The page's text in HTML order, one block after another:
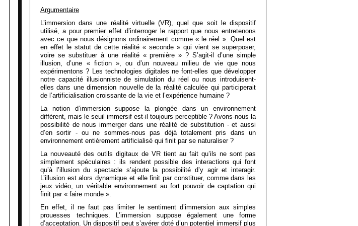
Argumentaire
L’immersion dans une réalité virtuelle (VR), quel que soit le dispositif
utilisé, a pour premier effet d’interroger le rapport que nous entretenons
avec ce que nous désignons ordinairement comme « le réel ». Quel est
en effet le statut de cette réalité « seconde » qui vient se superposer,
voire se substituer à une réalité « première » ? S’agit-il d’une simple
illusion, d’une « fiction », ou d’un nouveau milieu de vie que nous
expérimentons ? Les technologies digitales ne font-elles que développer
notre capacité illusionniste de simulation du réel ou nous introduisent-
elles dans une dimension nouvelle de la réalité calculée qui participerait
de l’artificialisation croissante de la vie et l’expérience humaine ?
La notion d’immersion suppose la plongée dans un environnement
différent, mais le seuil immersif est-il toujours perceptible ? Avons-nous la
possibilité de nous immerger dans une réalité de substitution - et aussi
d’en sortir - ou ne sommes-nous pas déjà totalement pris dans un
environnement entièrement artificialisé qui finit par se naturaliser ?
La nouveauté des outils digitaux de VR tient au fait qu’ils ne sont pas
simplement spéculaires : ils rendent possible des interactions qui font
qu’à l’illusion du spectacle s’ajoute la possibilité d’y agir et interagir.
L’illusion est alors dynamique et elle finit par constituer, comme dans les
jeux vidéo, un véritable environnement au fort pouvoir de captation qui
finit par « faire monde ».
En effet, il ne faut pas limiter le sentiment d’immersion aux simples
prouesses techniques. L’immersion suppose également une forme
d’acceptation. Un dispositif peut s’avérer doté d’un potentiel immersif plus